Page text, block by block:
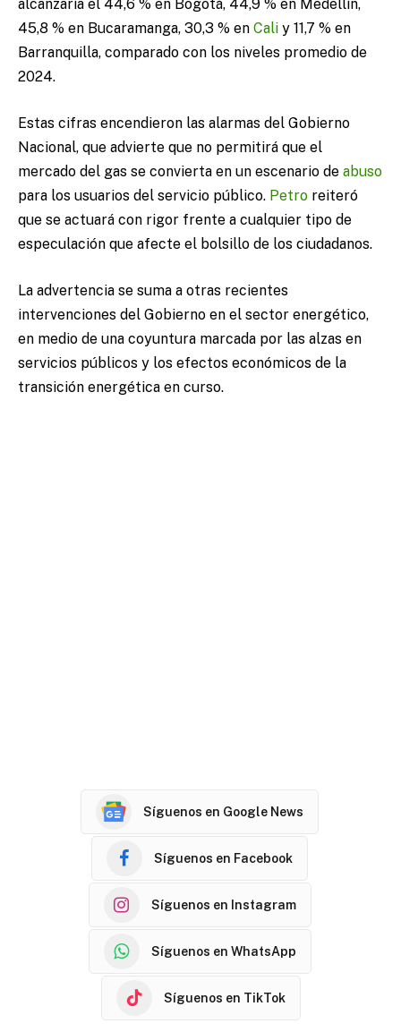
alcanzaría el 44,6 % en Bogotá, 44,9 % en Medellín,
45,8 % en Bucaramanga, 30,3 % en Cali y 11,7 % en
Barranquilla, comparado con los niveles promedio de
2024.
Estas cifras encendieron las alarmas del Gobierno
Nacional, que advierte que no permitirá que el
mercado del gas se convierta en un escenario de abuso
para los usuarios del servicio público. Petro reiteró
que se actuará con rigor frente a cualquier tipo de
especulación que afecte el bolsillo de los ciudadanos.
La advertencia se suma a otras recientes
intervenciones del Gobierno en el sector energético,
en medio de una coyuntura marcada por las alzas en
servicios públicos y los efectos económicos de la
transición energética en curso.
Síguenos en Google News
Síguenos en Facebook
Síguenos en Instagram
Síguenos en WhatsApp
Síguenos en TikTok